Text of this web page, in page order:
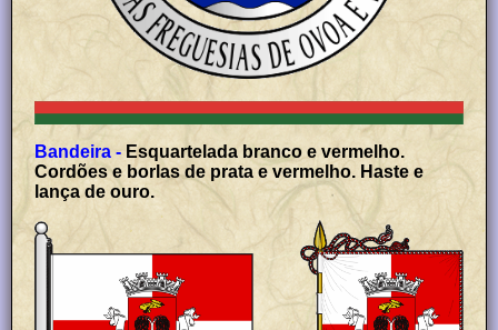
Bandeira - Esquartelada branco e vermelho.
Cordões e borlas de prata e vermelho. Haste e
lança de ouro.